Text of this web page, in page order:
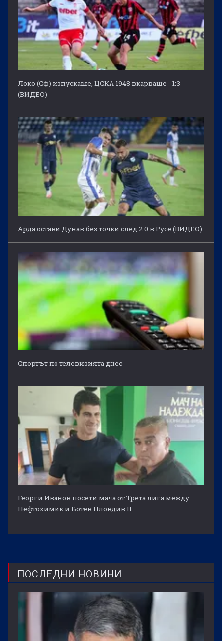
Локо (Сф) изпускаше, ЦСКА 1948 вкарваше - 1:3
(ВИДЕО)
Арда остави Дунав без точки след 2:0 в Русе (ВИДЕО)
Спортът по телевизията днес
Георги Иванов посети мача от Трета лига между
Нефтохимик и Ботев Пловдив II
ПОСЛЕДНИ НОВИНИ